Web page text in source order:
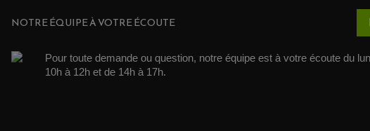
NOTRE ÉQUIPE À VOTRE ÉCOUTE
Pour toute demande ou question, notre équipe est à votre écoute du
10h à 12h et de 14h à 17h.